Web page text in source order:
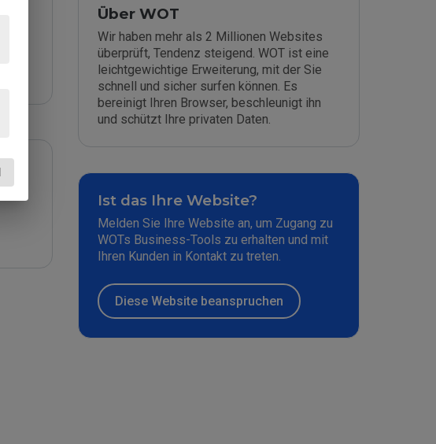
Über WOT
Wir haben mehr als 2 Millionen Websites
überprüft, Tendenz steigend. WOT ist eine
leichtgewichtige Erweiterung, mit der Sie
schnell und sicher surfen können. Es
bereinigt Ihren Browser, beschleunigt ihn
und schützt Ihre privaten Daten.
Ist das Ihre Website?
Melden Sie Ihre Website an, um Zugang zu
WOTs Business-Tools zu erhalten und mit
Ihren Kunden in Kontakt zu treten.
Diese Website beanspruchen